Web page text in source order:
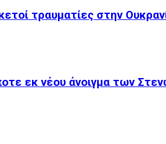
τραυματίες στην
εκ νέου άνοιγμα των